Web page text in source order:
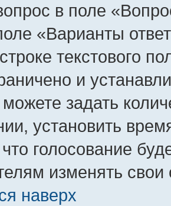
в поле
«Варианты
текстового
и
задать
установить
что голосование
изменять свои
наверх